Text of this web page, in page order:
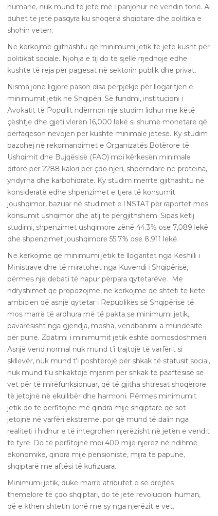
humane, nuk mund të jetë më i panjohur në vendin tonë. Ai
duhet të jetë pasqyra ku shoqëria shqiptare dhe politika e
shohin veten.
Ne kërkojmë gjithashtu që minimumi jetik të jetë kusht për
politikat sociale. Njohja e tij do të sjellë rrjedhojë edhe
kushte të reja për pagesat në sektorin publik dhe privat.
Nisma jonë ligjore pason disa përpjekje për llogaritjen e
minimumit jetik në Shqipëri. Së fundmi, institucioni i
Avokatit të Popullit ndërmori një studim lidhur me këtë
çështje dhe gjeti vlerën 16,000 lekë si shumë monetare që
përfaqëson nevojën për kushte minimale jetese. Ky studim
bazohej në rekomandimet e Organizatës Botërore të
Ushqimit dhe Bujqësisë (FAO) mbi kërkesën minimale
ditore për 2288 kalori për çdo njeri, shpërndarë në proteina,
yndyrna dhe karbohidrate. Ky studim merrte gjithashtu në
konsideratë edhe shpenzimet e tjera të konsumit
joushqimor, bazuar në studimet e INSTAT për raportet mes
konsumit ushqimor dhe atij të përgjithshëm. Sipas këtij
studimi, shpenzimet ushqimore zënë 44.3% ose 7,089 lekë
dhe shpenzimet joushqimore 55.7% ose 8,911 lekë.
Ne kërkojmë që minimumi jetik të llogaritet nga Këshilli i
Ministrave dhe të miratohet nga Kuvendi i Shqipërisë,
përmes një debati të hapur përpara qytetarëve. Me
ndryshimet që propozojmë, ne kërkojmë që shteti të ketë
ambicien që asnjë qytetar i Republikës së Shqipërisë të
mos marrë të ardhura më të pakta se minimumi jetik,
pavarësisht nga gjendja, mosha, vendbanimi a mundësitë
për punë. Zbatimi i minimumit jetik është domosdoshmëri.
Asnjë vend normal nuk mund t’i trajtojë të varfërit si
skllevër, nuk mund t’i poshtërojë për shkak të statusit social,
nuk mund t’u shkaktojë mjerim për shkak të paaftësisë së
vet për të mirëfunksionuar, që të gjitha shtresat shoqërore
të jetojnë në ekuilibër dhe harmoni. Përmes minimumit
jetik do të përfitojnë me qindra mijë shqiptarë që sot
jetojnë në varfëri ekstreme, por që mund të dalin nga
realiteti i hidhur e të integrohen njerëzisht në jetën e vendit
të tyre. Do të përfitojnë mbi 400 mijë njerëz në ndihmë
ekonomike, qindra mijë pensionistë, mijra të papunë,
shqiptarë me aftësi të kufizuara.
Minimumi jetik, duke marrë atributet e së drejtës
themelore të çdo shqiptari, do të jetë revolucioni human,
që e kthen shtetin tonë me sy nga njerëzit e vet.